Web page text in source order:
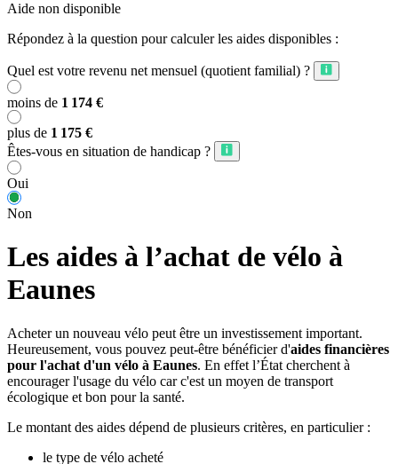
Aide non disponible
Répondez à la question pour calculer les aides disponibles :
Quel est votre revenu net mensuel (quotient familial) ?
moins de 1 174 €
plus de 1 175 €
Êtes-vous en situation de handicap ?
Oui
Non
Les aides à l’achat de vélo à
Eaunes
Acheter un nouveau vélo peut être un investissement important.
Heureusement, vous pouvez peut-être bénéficier d'aides financières
pour l'achat d'un vélo à Eaunes. En effet l’État cherchent à
encourager l'usage du vélo car c'est un moyen de transport
écologique et bon pour la santé.
Le montant des aides dépend de plusieurs critères, en particulier :
le type de vélo acheté